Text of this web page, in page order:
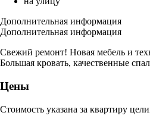
Дополнительная информация
Дополнительная информация
Свежий ремонт! Новая мебель и
Большая кровать, качественные
Цены
Стоимость указана за квартиру